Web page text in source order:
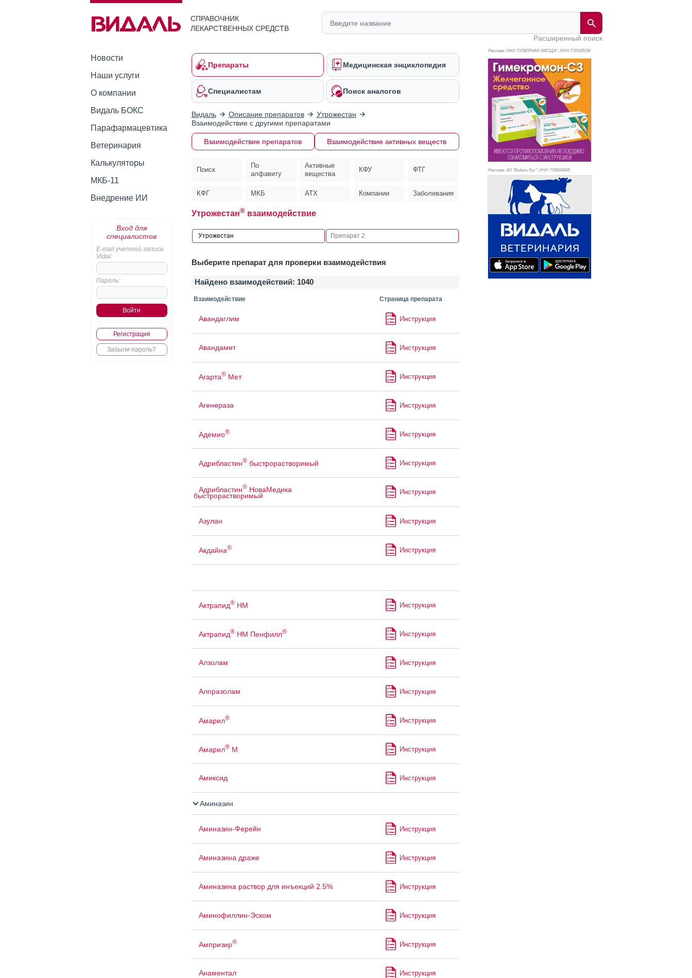
СПРАВОЧНИК
ЛЕКАРСТВЕННЫХ СРЕДСТВ
Расширенный поиск
Новости
Наши услуги
О компании
Видаль БОКС
Парафармацевтика
Ветеринария
Калькуляторы
МКБ-11
Внедрение ИИ
Вход для
специалистов
E-mail учетной записи
Vidal:
Пароль:
Регистрация
Забыли пароль?
Препараты Медицинская энциклопедия
Специалистам Поиск аналогов
Видаль Описание препаратов
Утрожестан
Взаимодействие с другими препаратами
Взаимодействие препаратов Взаимодействие активных веществ
Поиск
По
алфавиту
Активные
вещества
КФУ ФТГ
КФГ МКБ АТХ Компании Заболевания
Утрожестан®взаимодействие
Выберите препарат для проверки взаимодействия
Найдено взаимодействий: 1040
Взаимодействие Страница препарата
Авандаглим Инструкция
Авандамет Инструкция
Агарта®Мет Инструкция
Агенераза Инструкция
Адемио® Инструкция
Адрибластин®быстрорастворимый Инструкция
Адрибластин®НоваМедика
быстрорастворимый Инструкция
Азулан Инструкция
Акдайна® Инструкция
Актрапид®НМ Инструкция
Актрапид®НМ Пенфилл® Инструкция
Алзолам Инструкция
Алпразолам Инструкция
Амарил® Инструкция
Амарил®М Инструкция
Амиксид Инструкция
Аминазин
Аминазин-Ферейн Инструкция
Аминазина драже Инструкция
Аминазина раствор для инъекций 2.5% Инструкция
Аминофиллин-Эском Инструкция
Ампризир® Инструкция
Анаментал Инструкция
Реклама. НАО "СЕВЕРНАЯ ЗВЕЗДА", ИНН 7720185196
Реклама. АО "Видаль Рус", ИНН 7728043605